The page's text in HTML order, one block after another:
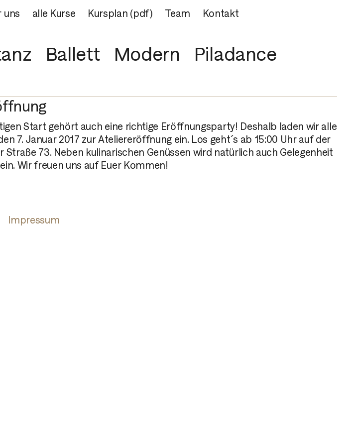
uns alle Kurse Kursplan (pdf) Team Kontakt
Ballett Modern Piladance
Start gehört auch eine richtige Eröffnungsparty! Deshalb laden wir alle
7. Januar 2017 zur Ateliereröffnung ein. Los geht´s ab 15:00 Uhr auf der
Straße 73. Neben kulinarischen Genüssen wird natürlich auch Gelegenheit
Wir freuen uns auf Euer Kommen!
Impressum